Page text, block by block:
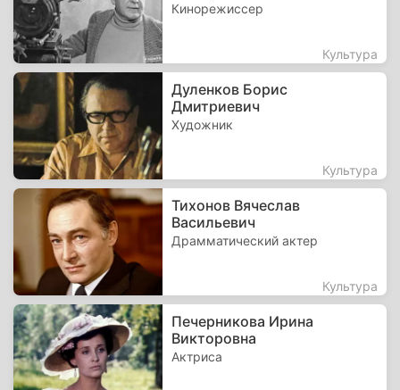
Кинорежиссер
Культура
Дуленков Борис
Дмитриевич
Художник
Культура
Тихонов Вячеслав
Васильевич
Драмматический актер
Культура
Печерникова Ирина
Викторовна
Актриса